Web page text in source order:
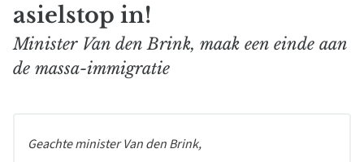
asielstop in!
Minister Van den Brink, maak een einde aan
de massa-immigratie
Geachte minister Van den Brink,